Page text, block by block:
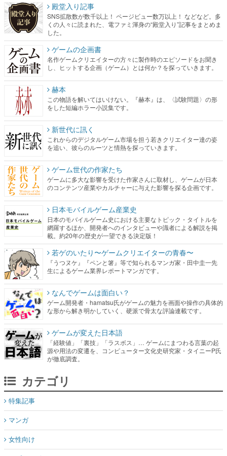
殿堂入り記事
SNS拡散数が数千以上！ ページビュー数万以上！ などなど。多
くの人々に読まれた、電ファミ渾身の“殿堂入り”記事をまとめま
した。
ゲームの企画書
名作ゲームクリエイターの方々に製作時のエピソードをお聞き
し、ヒットする企画（ゲーム）とは何か？を探っていきます。
赫本
この物語を解いてはいけない。『赫本』は、〈試験問題〉の形
をした短編ホラー小説集です。
新世代に訊く
これからのデジタルゲーム市場を担う若きクリエイター達の姿
を追い、彼らのルーツと情熱を探っていきます。
ゲーム世代の作家たち
ゲームに多大な影響を受けた作家さんに取材し、ゲームが日本
のコンテンツ産業やカルチャーに与えた影響を探る企画です。
日本モバイルゲーム産業史
日本のモバイルゲーム史における主要なトピック・タイトルを
網羅するほか、開発者へのインタビューや識者による解説を掲
載。約20年の歴史が一望できる決定版！
若ゲのいたり〜ゲームクリエイターの青春〜
『うつヌケ』『ペンと箸』等で知られるマンガ家・田中圭一先
生によるゲーム業界レポートマンガです。
なんでゲームは面白い？
ゲーム開発者・hamatsu氏がゲームの魅力を画面や操作の具体的
な形から解き明かしていく、硬派で骨太な評論連載です。
ゲームが変えた日本語
「経験値」「裏技」「ラスボス」… ゲームにまつわる言葉の起
源や用法の変遷を、コンピューター文化史研究家・タイニーP氏
が徹底調査。
カテゴリ
特集記事
マンガ
女性向け